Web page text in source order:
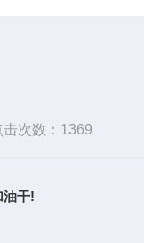
击次数：1369
油干!